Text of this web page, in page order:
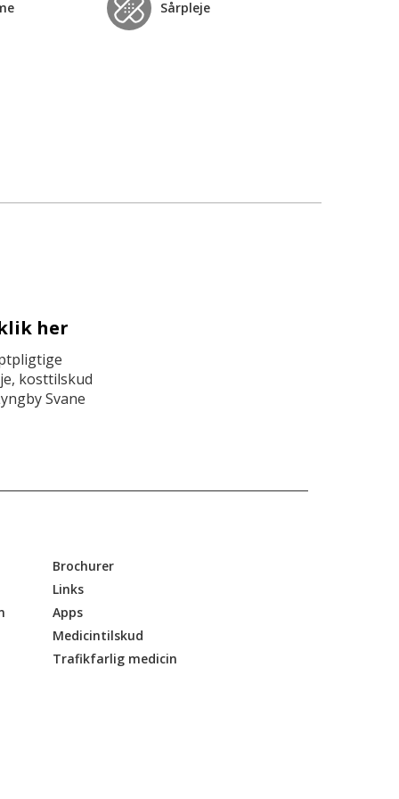
Sårpleje
her
kosttilskud
Svane
Brochurer
Links
Apps
Medicintilskud
Trafikfarlig medicin